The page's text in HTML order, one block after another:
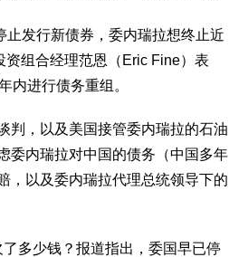
发行新债券，委内瑞拉想终止近
组合经理范恩（Eric Fine）表
内进行债务重组。
判，以及美国接管委内瑞拉的石油
委内瑞拉对中国的债务（中国多年
，以及委内瑞拉代理总统领导下的
多少钱？报道指出，委国早已停